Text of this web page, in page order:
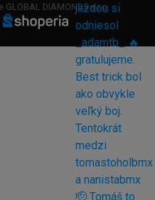
DIAMONDS s.r.o.